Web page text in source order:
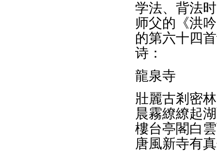
学法、背法
师父的《洪
的第六十四
诗：
龍泉寺
壯麗古剎密
晨霧繚繚起
樓台亭閣白
唐風新寺有